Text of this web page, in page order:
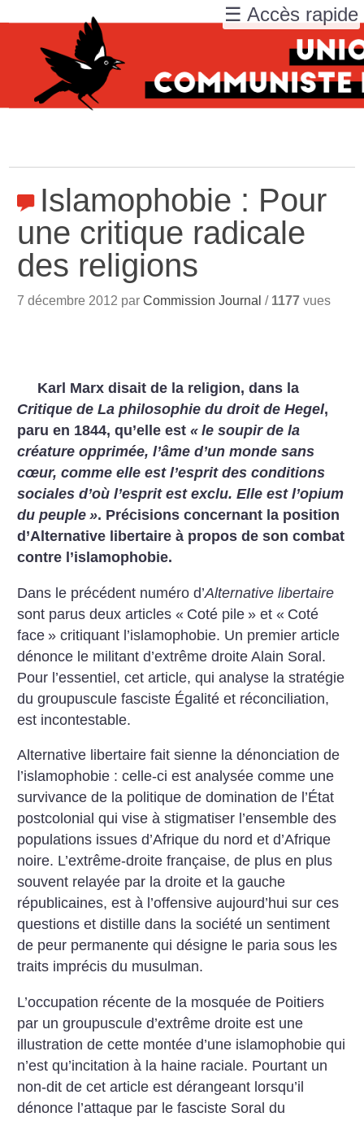
Islamophobie : Pour
une critique radicale
des religions
7 décembre 2012 parCommission Journal / 1177 vues
Karl Marx disait de la religion, dans la
Critique de La philosophie du droit de Hegel,
paru en 1844, qu’elle est« le soupir de la
créature opprimée, l’âme d’un monde sans
cœur, comme elle est l’esprit des conditions
sociales d’où l’esprit est exclu. Elle est l’opium
du peuple ». Précisions concernant la position
d’Alternative libertaire à propos de son combat
contre l’islamophobie.
Dans le précédent numéro d’Alternative libertaire
sont parus deux articles « Coté pile » et « Coté
face » critiquant l’islamophobie. Un premier article
dénonce le militant d’extrême droite Alain Soral.
Pour l’essentiel, cet article, qui analyse la stratégie
du groupuscule fasciste Égalité et réconciliation,
est incontestable.
Alternative libertaire fait sienne la dénonciation de
l’islamophobie : celle-ci est analysée comme une
survivance de la politique de domination de l’État
postcolonial qui vise à stigmatiser l’ensemble des
populations issues d’Afrique du nord et d’Afrique
noire. L’extrême-droite française, de plus en plus
souvent relayée par la droite et la gauche
républicaines, est à l’offensive aujourd’hui sur ces
questions et distille dans la société un sentiment
de peur permanente qui désigne le paria sous les
traits imprécis du musulman.
L’occupation récente de la mosquée de Poitiers
par un groupuscule d’extrême droite est une
illustration de cette montée d’une islamophobie qui
n’est qu’incitation à la haine raciale. Pourtant un
non-dit de cet article est dérangeant lorsqu’il
dénonce l’attaque par le fasciste Soral du
☰ Accès rapide